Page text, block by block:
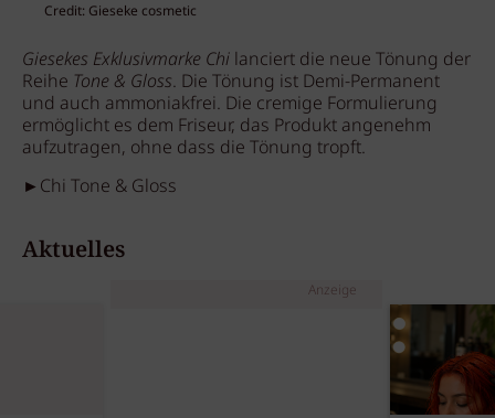
Credit: Gieseke cosmetic
Giesekes Exklusivmarke Chi lanciert die neue Tönung der
Reihe Tone & Gloss. Die Tönung ist Demi-Permanent
und auch ammoniakfrei. Die cremige Formulierung
ermöglicht es dem Friseur, das Produkt angenehm
aufzutragen, ohne dass die Tönung tropft.
►Chi Tone & Gloss
Aktuelles
Anzeige